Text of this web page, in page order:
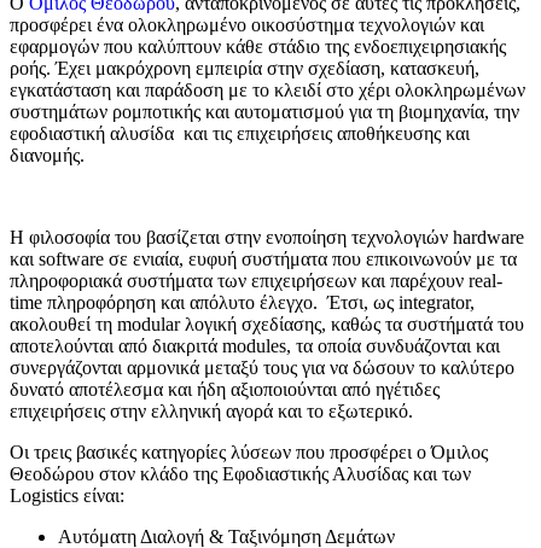
προσφέρει ένα ολοκληρωμένο οικοσύστημα τεχνολογιών και
εφαρμογών που καλύπτουν κάθε στάδιο της ενδοεπιχειρησιακής
ροής. Έχει μακρόχρονη εμπειρία στην σχεδίαση, κατασκευή,
εγκατάσταση και παράδοση με το κλειδί στο χέρι ολοκληρωμένων
συστημάτων ρομποτικής και αυτοματισμού για τη βιομηχανία, την
εφοδιαστική αλυσίδα και τις επιχειρήσεις αποθήκευσης και
διανομής.
Η φιλοσοφία του βασίζεται στην ενοποίηση τεχνολογιών hardware
και software σε ενιαία, ευφυή συστήματα που επικοινωνούν με τα
πληροφοριακά συστήματα των επιχειρήσεων και παρέχουν real-
time πληροφόρηση και απόλυτο έλεγχο. Έτσι, ως integrator,
ακολουθεί τη modular λογική σχεδίασης, καθώς τα συστήματά του
αποτελούνται από διακριτά modules, τα οποία συνδυάζονται και
συνεργάζονται αρμονικά μεταξύ τους για να δώσουν το καλύτερο
δυνατό αποτέλεσμα και ήδη αξιοποιούνται από ηγέτιδες
επιχειρήσεις στην ελληνική αγορά και το εξωτερικό.
Οι τρεις βασικές κατηγορίες λύσεων που προσφέρει ο Όμιλος
Θεοδώρου στον κλάδο της Εφοδιαστικής Αλυσίδας και των
Logistics είναι:
Αυτόματη Διαλογή & Ταξινόμηση Δεμάτων